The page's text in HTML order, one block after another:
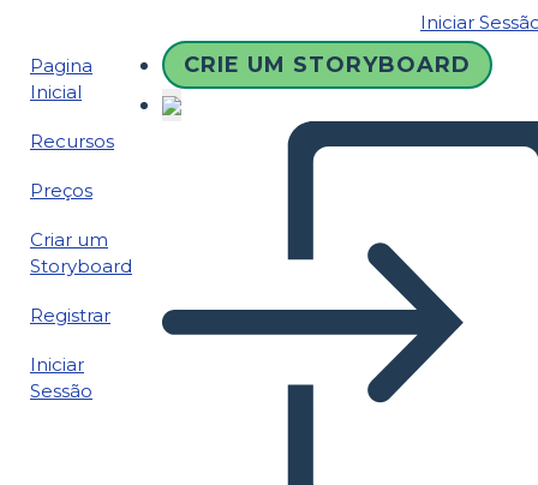
Iniciar
Pagina
Inicial
Recursos
Preços
Criar um
Storyboard
Registrar
Iniciar
Sessão
CRIE UM STORYBOARD